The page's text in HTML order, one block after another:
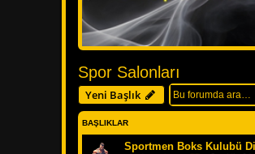
Spor Salonları
Yeni Başlık
BAŞLIKLAR
Sportmen Boks Kulubü